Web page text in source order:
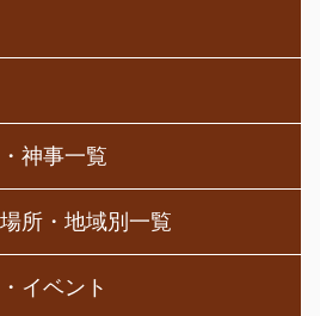
神事一覧
所・地域別一覧
イベント